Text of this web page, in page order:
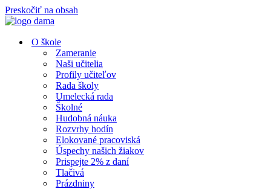
Preskočiť na obsah
O škole
Zameranie
Naši učitelia
Profily učiteľov
Rada školy
Umelecká rada
Školné
Hudobná náuka
Rozvrhy hodín
Elokované pracoviská
Úspechy našich žiakov
Prispejte 2% z daní
Tlačivá
Prázdniny